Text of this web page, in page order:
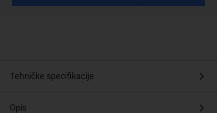
Tehničke specifikacije
Opis